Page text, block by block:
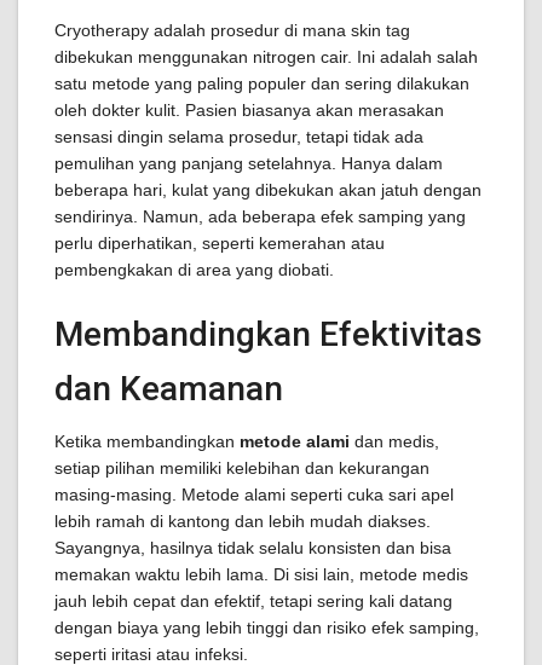
Cryotherapy adalah prosedur di mana skin tag
dibekukan menggunakan nitrogen cair. Ini adalah salah
satu metode yang paling populer dan sering dilakukan
oleh dokter kulit. Pasien biasanya akan merasakan
sensasi dingin selama prosedur, tetapi tidak ada
pemulihan yang panjang setelahnya. Hanya dalam
beberapa hari, kulat yang dibekukan akan jatuh dengan
sendirinya. Namun, ada beberapa efek samping yang
perlu diperhatikan, seperti kemerahan atau
pembengkakan di area yang diobati.
Membandingkan Efektivitas
dan Keamanan
Ketika membandingkan metode alami dan medis,
setiap pilihan memiliki kelebihan dan kekurangan
masing-masing. Metode alami seperti cuka sari apel
lebih ramah di kantong dan lebih mudah diakses.
Sayangnya, hasilnya tidak selalu konsisten dan bisa
memakan waktu lebih lama. Di sisi lain, metode medis
jauh lebih cepat dan efektif, tetapi sering kali datang
dengan biaya yang lebih tinggi dan risiko efek samping,
seperti iritasi atau infeksi.